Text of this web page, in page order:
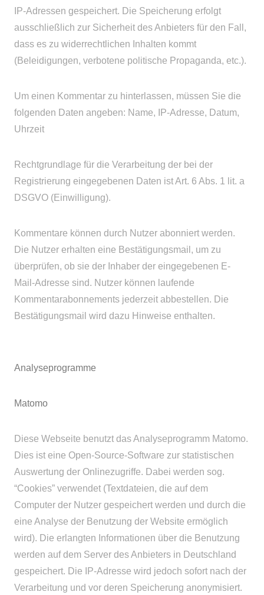
IP-Adressen gespeichert. Die Speicherung erfolgt
ausschließlich zur Sicherheit des Anbieters für den Fall,
dass es zu widerrechtlichen Inhalten kommt
(Beleidigungen, verbotene politische Propaganda, etc.).
Um einen Kommentar zu hinterlassen, müssen Sie die
folgenden Daten angeben: Name, IP-Adresse, Datum,
Uhrzeit
Rechtgrundlage für die Verarbeitung der bei der
Registrierung eingegebenen Daten ist Art. 6 Abs. 1 lit. a
DSGVO (Einwilligung).
Kommentare können durch Nutzer abonniert werden.
Die Nutzer erhalten eine Bestätigungsmail, um zu
überprüfen, ob sie der Inhaber der eingegebenen E-
Mail-Adresse sind. Nutzer können laufende
Kommentarabonnements jederzeit abbestellen. Die
Bestätigungsmail wird dazu Hinweise enthalten.
Analyseprogramme
Matomo
Diese Webseite benutzt das Analyseprogramm Matomo.
Dies ist eine Open-Source-Software zur statistischen
Auswertung der Onlinezugriffe. Dabei werden sog.
“Cookies” verwendet (Textdateien, die auf dem
Computer der Nutzer gespeichert werden und durch die
eine Analyse der Benutzung der Website ermöglich
wird). Die erlangten Informationen über die Benutzung
werden auf dem Server des Anbieters in Deutschland
gespeichert. Die IP-Adresse wird jedoch sofort nach der
Verarbeitung und vor deren Speicherung anonymisiert.